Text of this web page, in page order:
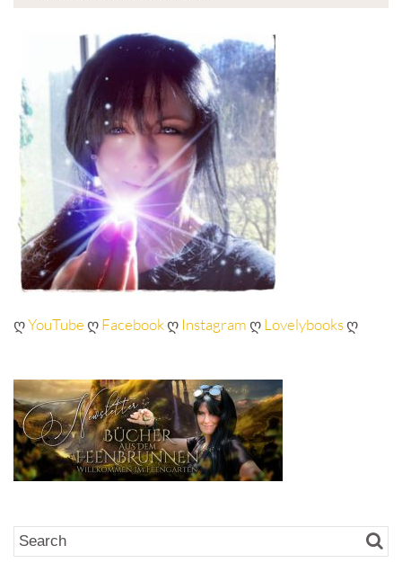
ღYouTubeღFacebookღ InstagramღLovelybooksღ